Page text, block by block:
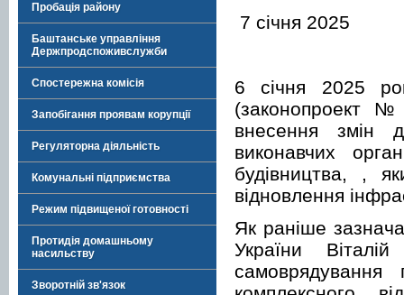
Пробація району
Баштанське управління
Держпродспоживслужби
Спостережна комісія
Запобігання проявам корупції
Регуляторна діяльність
Комунальні підприємства
Режим підвищеної готовності
Протидія домашньому
насильству
Зворотній зв'язок
7 січня 2025
6 січня 2025
(законопроект
внесення змін
виконавчих
будівництва, ,
відновлення
Як раніше
України